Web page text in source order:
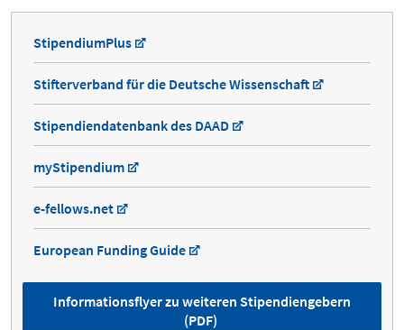
StipendiumPlus
Stifterverband für die Deutsche Wissenschaft
Stipendiendatenbank des DAAD
myStipendium
e-fellows.net
European Funding Guide
Informationsflyer zu weiteren Stipendiengebern
(PDF)